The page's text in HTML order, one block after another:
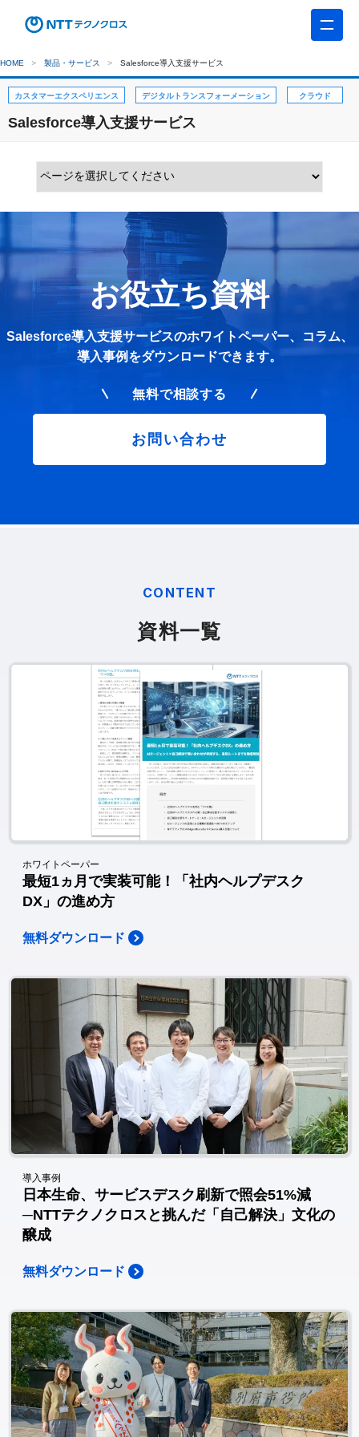
HOME 製品・サービス Salesforce導入支援サービス
カスタマーエクスペリエンス デジタルトランスフォーメーション クラウド
Salesforce導入支援サービス
お役立ち資料
Salesforce導入支援サービスのホワイトペーパー、コラム、
導入事例をダウンロードできます。
無料で相談する
お問い合わせ
CONTENT
資料一覧
ホワイトペーパー
最短1ヵ月で実装可能！「社内ヘルプデスク
DX」の進め方
無料ダウンロード
導入事例
日本生命、サービスデスク刷新で照会51%減
─NTTテクノクロスと挑んだ「自己解決」文化の
醸成
無料ダウンロード